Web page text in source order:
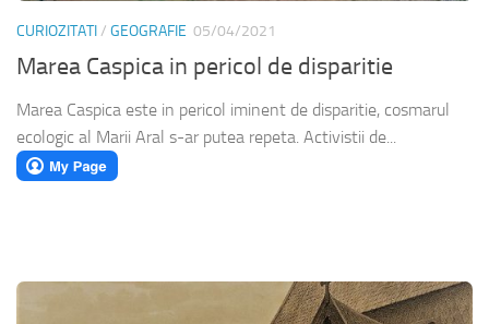
CURIOZITATI/ GEOGRAFIE 05/04/2021
Marea Caspica in pericol de disparitie
Marea Caspica este in pericol iminent de disparitie, cosmarul
ecologic al Marii Aral s-ar putea repeta. Activistii de...